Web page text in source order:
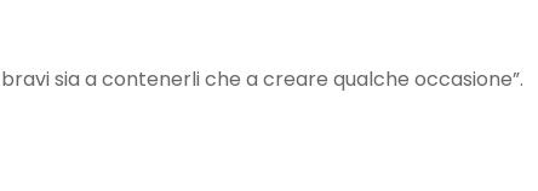
sia a contenerli che a creare qualche occasione”.